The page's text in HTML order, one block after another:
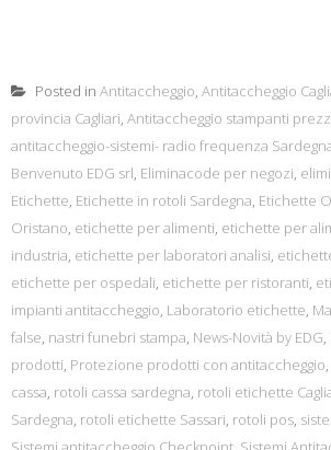
Posted in Antitaccheggio, Antitaccheggio
provincia Cagliari, Antitaccheggio stampanti
antitaccheggio-sistemi- radio frequenza
Benvenuto EDG srl, Eliminacode per negozi,
Etichette, Etichette in rotoli Sardegna, Etichette
Oristano, etichette per alimenti, etichette per
industria, etichette per laboratori analisi,
etichette per ospedali, etichette per ristoranti,
impianti antitaccheggio, Laboratorio etichette,
false, nastri funebri stampa, News-Novità by EDG,
prodotti, Protezione prodotti con antitaccheggio,
cassa, rotoli cassa sardegna, rotoli etichette
Sardegna, rotoli etichette Sassari, rotoli pos,